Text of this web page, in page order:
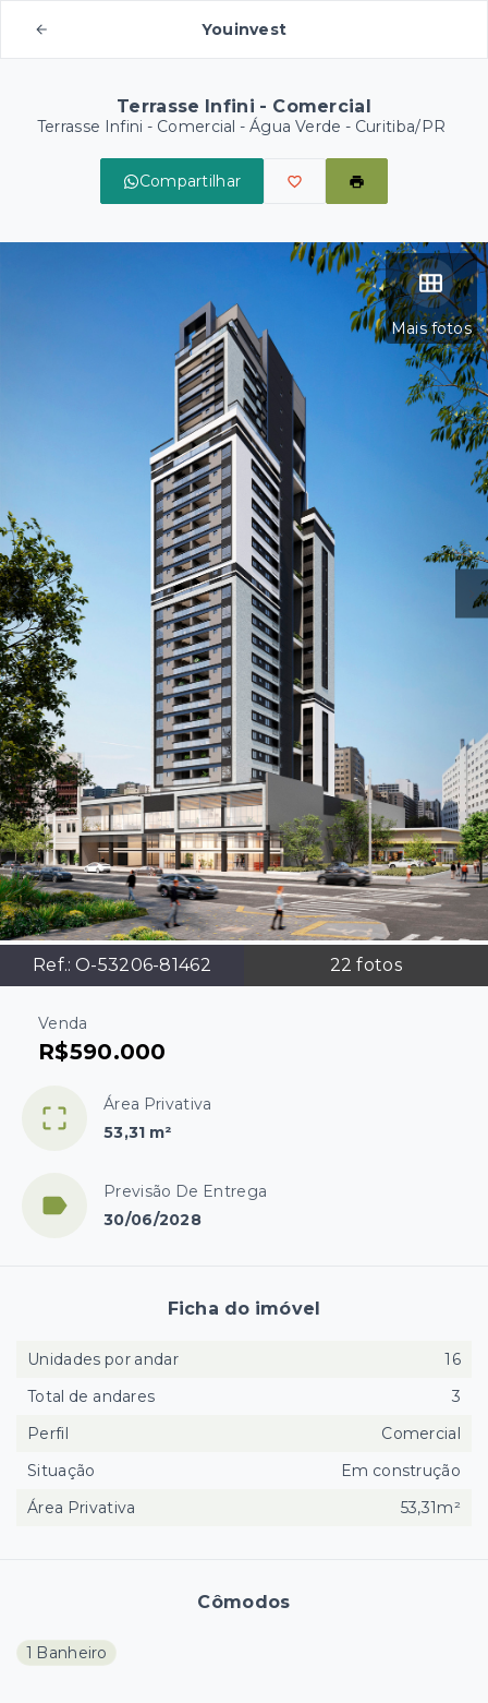
Youinvest
Terrasse Infini - Comercial
Terrasse Infini - Comercial -Água Verde - Curitiba/PR
Compartilhar
Mais fotos
Ref.:O-53206-81462 22 fotos
Venda
R$590.000
Área Privativa
53,31 m²
Previsão De Entrega
30/06/2028
Cômodos
1 Banheiro
Ficha do imóvel
Unidades por andar
16
Total de andares
3
Perfil
Comercial
Situação
Em construção
Área Privativa
53,31m²